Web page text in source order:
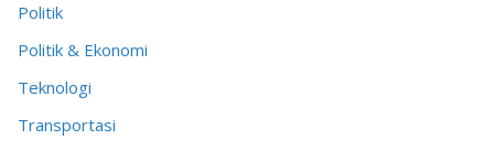
Politik
Politik & Ekonomi
Teknologi
Transportasi